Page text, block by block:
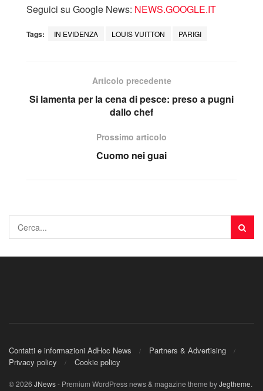
Seguici su Google News: NEWS.GOOGLE.IT
Tags: IN EVIDENZA LOUIS VUITTON PARIGI
Articolo precedente
Si lamenta per la cena di pesce: preso a pugni
dallo chef
Prossimo articolo
Cuomo nei guai
Contatti e informazioni AdHoc News
Partners & Advertising
Privacy policy
Cookie policy
© 2026 JNews- Premium WordPress news & magazine theme byJegtheme.